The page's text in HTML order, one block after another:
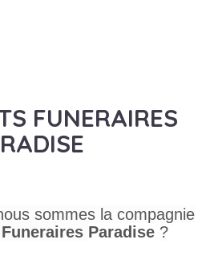
FUNERAIRES
sommes la compagnie
Paradise ?